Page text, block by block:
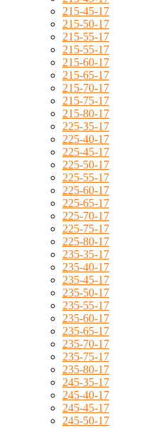
215-45-17
215-50-17
215-55-17
215-55-17
215-60-17
215-65-17
215-70-17
215-75-17
215-80-17
225-35-17
225-40-17
225-45-17
225-50-17
225-55-17
225-60-17
225-65-17
225-70-17
225-75-17
225-80-17
235-35-17
235-40-17
235-45-17
235-50-17
235-55-17
235-60-17
235-65-17
235-70-17
235-75-17
235-80-17
245-35-17
245-40-17
245-45-17
245-50-17